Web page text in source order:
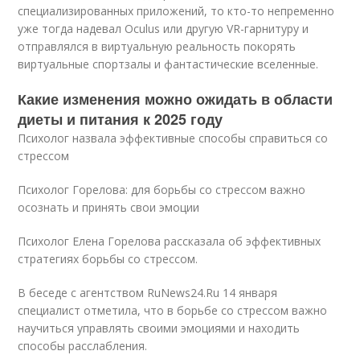
специализированных приложений, то кто-то непременно
уже тогда надевал Oculus или другую VR-гарнитуру и
отправлялся в виртуальную реальность покорять
виртуальные спортзалы и фантастические вселенные.
Какие изменения можно ожидать в области
диеты и питания к 2025 году
Психолог назвала эффективные способы справиться со
стрессом
Психолог Горелова: для борьбы со стрессом важно
осознать и принять свои эмоции
Психолог Елена Горелова рассказала об эффективных
стратегиях борьбы со стрессом.
В беседе с агентством RuNews24.Ru 14 января
специалист отметила, что в борьбе со стрессом важно
научиться управлять своими эмоциями и находить
способы расслабления.